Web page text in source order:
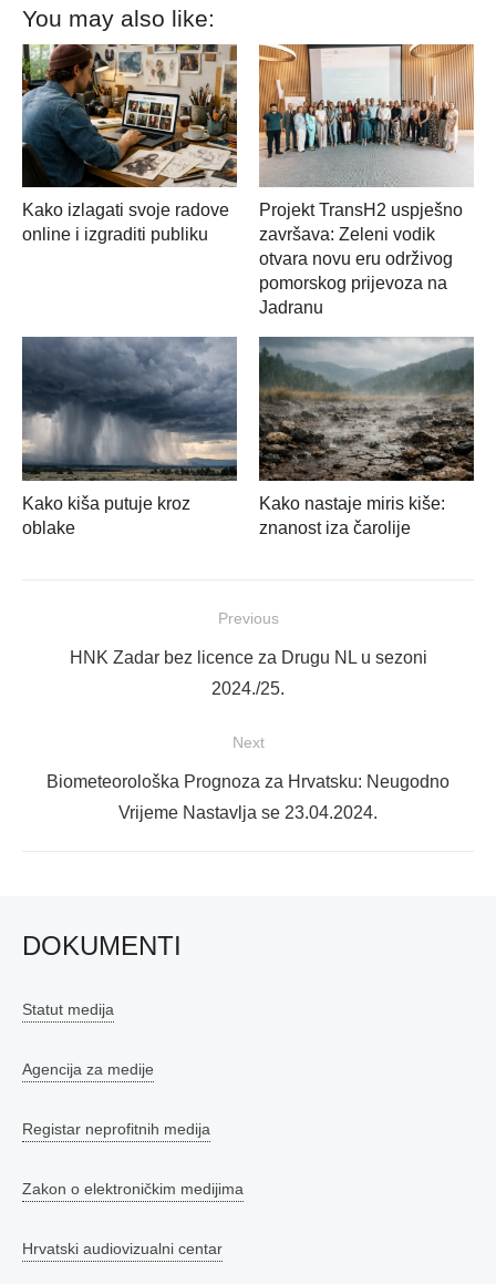
You may also like:
Kako izlagati svoje radove
online i izgraditi publiku
Projekt TransH2 uspješno
završava: Zeleni vodik
otvara novu eru održivog
pomorskog prijevoza na
Jadranu
Kako kiša putuje kroz
oblake
Kako nastaje miris kiše:
znanost iza čarolije
objava
Previous
PreviousHNK Zadar bez licence za Drugu NL u sezoni
2024./25.
Next
Next
Biometeorološka Prognoza za Hrvatsku: Neugodno
Vrijeme Nastavlja se 23.04.2024.
DOKUMENTI
Statut medija
Agencija za medije
Registar neprofitnih medija
Zakon o elektroničkim medijima
Hrvatski audiovizualni centar